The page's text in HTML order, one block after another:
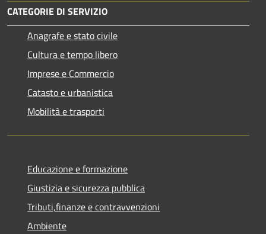
CATEGORIE DI SERVIZIO
Anagrafe e stato civile
Cultura e tempo libero
Imprese e Commercio
Catasto e urbanistica
Mobilità e trasporti
Educazione e formazione
Giustizia e sicurezza pubblica
Tributi,finanze e contravvenzioni
Ambiente